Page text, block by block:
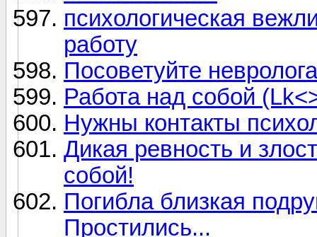
психологическая
работу
Посоветуйте
Работа над собой
Нужны контакты
Дикая ревность и
собой!
Погибла близкая
Простились...